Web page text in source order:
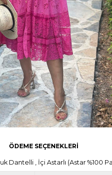
ÖDEME SEÇENEKLERI
Dantelli , İçi Astarlı (Astar %100